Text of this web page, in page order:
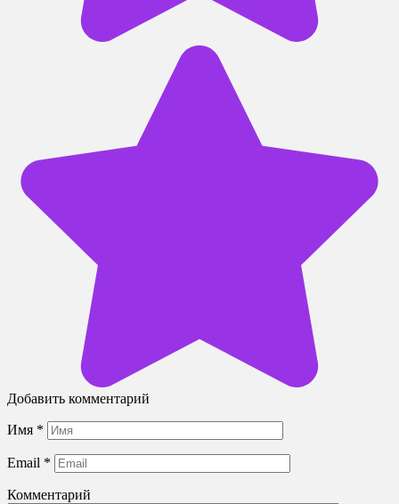
Добавить комментарий
Имя *
Email *
Комментарий